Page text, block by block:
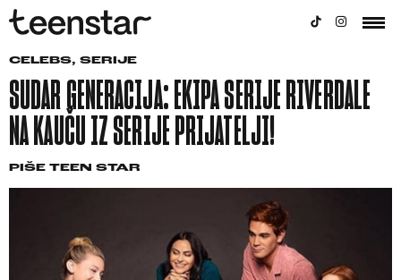
CELEBS, SERIJE
SUDAR GENERACIJA: EKIPA SERIJE RIVERDALE
NA KAUČU IZ SERIJE PRIJATELJI!
PIŠE TEEN STAR